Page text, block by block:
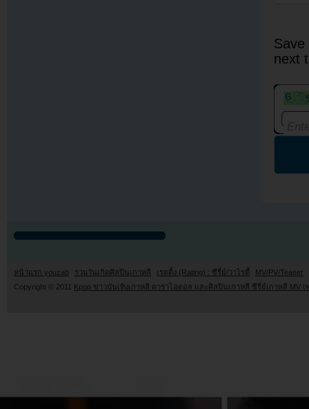
next
หน้าแรก youzab รวมวันเกิดศิลปินเกาหลี เรตติ้ง (Rating) : ซีรี่ย์/วาไรตี้
MV/PV/Teaser
Copyright © 2011 Kpop ข่าวบันเทิงเกาหลี ดาราไอดอล และศิลปินเกาหลี ซีรี่ย์เกาหลี MV